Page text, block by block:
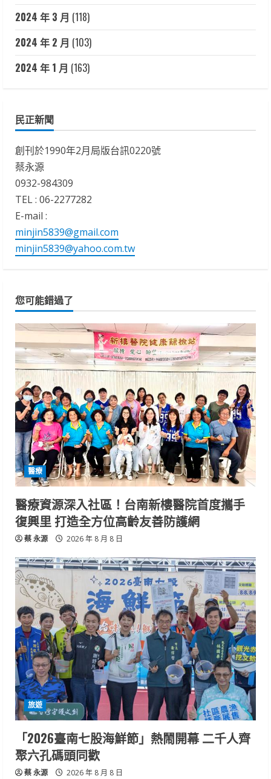
2024 年 3 月 (118)
2024 年 2 月 (103)
2024 年 1 月 (163)
民正新聞
創刊於1990年2月局版台訊0220號
蔡永源
0932-984309
TEL : 06-2277282
E-mail :
minjin5839@gmail.com
minjin5839@yahoo.com.tw
您可能錯過了
醫療
醫療資源深入社區！台南新樓醫院首度攜手
復興里 打造全方位高齡友善防護網
蔡 永源 2026 年 8 月 8 日
旅遊
「2026臺南七股海鮮節」熱鬧開幕 二千人齊
聚六孔碼頭同歡
蔡 永源 2026 年 8 月 8 日